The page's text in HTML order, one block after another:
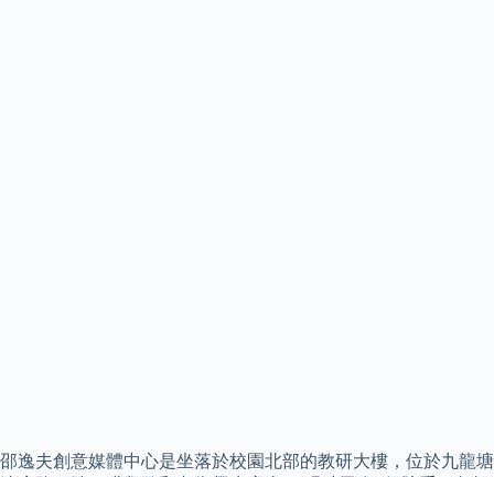
邵逸夫創意媒體中心是坐落於校園北部的教研大樓，位於九龍塘